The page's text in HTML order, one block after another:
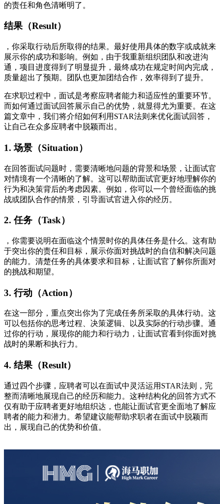
的责任和角色清晰明了。
结果（Result）
，你采取行动后所取得的结果。最好使用具体的数字或成就来
展示你的成功和影响。例如，由于我重新组织团队和改进沟
通，项目进度得到了明显提升，最终成功在规定时间内完成，
质量超出了预期。团队也更加团结合作，效率得到了提升。
在求职过程中，面试是考察应聘者能力和适应性的重要环节。
而如何通过面试回答展示自己的优势，就显得尤为重要。在这
篇文章中，我们将介绍如何利用STAR法则来优化面试回答，
让自己在众多应聘者中脱颖而出。
1. 场景（Situation）
在回答面试问题时，需要清晰地问题的背景和场景，让面试官
对情境有一个清晰的了解。这可以帮助面试官更好地理解你的
行为和决策背后的考虑因素。例如，你可以一个曾经面临的挑
战或团队合作的情景，引导面试官进入你的经历。
2. 任务（Task）
，你需要说明在面临这个情景时你的具体任务是什么。这有助
于突出你的责任和目标，展示你面对挑战时的自信和解决问题
的能力。清楚任务的具体要求和目标，让面试官了解你所面对
的挑战和期望。
3. 行动（Action）
在这一部分，重点突出你为了完成任务所采取的具体行动。这
可以包括你的思考过程、决策逻辑、以及实际的行动步骤。通
过你的行动，展现你的能力和行动力，让面试官看到你面对挑
战时的果断和执行力。
4. 结果（Result）
通过四个步骤，应聘者可以在面试中灵活运用STAR法则，完
整而清晰地展现自己的经历和能力。这种结构化的回答方式不
仅有助于应聘者更好地组织达，也能让面试官更全面地了解应
聘者的能力和潜力。希望建议能帮助求职者在面试中脱颖而
出，展现自己的优势和价值。